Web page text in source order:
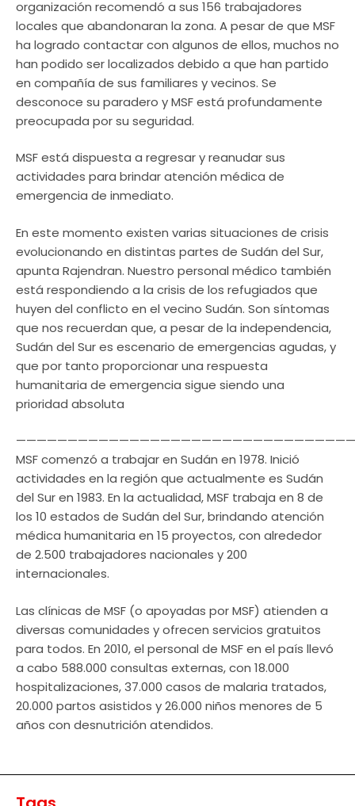
organización recomendó a sus 156 trabajadores
locales que abandonaran la zona. A pesar de que MSF
ha logrado contactar con algunos de ellos, muchos no
han podido ser localizados debido a que han partido
en compañía de sus familiares y vecinos. Se
desconoce su paradero y MSF está profundamente
preocupada por su seguridad.
MSF está dispuesta a regresar y reanudar sus
actividades para brindar atención médica de
emergencia de inmediato.
En este momento existen varias situaciones de crisis
evolucionando en distintas partes de Sudán del Sur,
apunta Rajendran. Nuestro personal médico también
está respondiendo a la crisis de los refugiados que
huyen del conflicto en el vecino Sudán. Son síntomas
que nos recuerdan que, a pesar de la independencia,
Sudán del Sur es escenario de emergencias agudas, y
que por tanto proporcionar una respuesta
humanitaria de emergencia sigue siendo una
prioridad absoluta
MSF comenzó a trabajar en Sudán en 1978. Inició
actividades en la región que actualmente es Sudán
del Sur en 1983. En la actualidad, MSF trabaja en 8 de
los 10 estados de Sudán del Sur, brindando atención
médica humanitaria en 15 proyectos, con alrededor
de 2.500 trabajadores nacionales y 200
internacionales.
Las clínicas de MSF (o apoyadas por MSF) atienden a
diversas comunidades y ofrecen servicios gratuitos
para todos. En 2010, el personal de MSF en el país llevó
a cabo 588.000 consultas externas, con 18.000
hospitalizaciones, 37.000 casos de malaria tratados,
20.000 partos asistidos y 26.000 niños menores de 5
años con desnutrición atendidos.